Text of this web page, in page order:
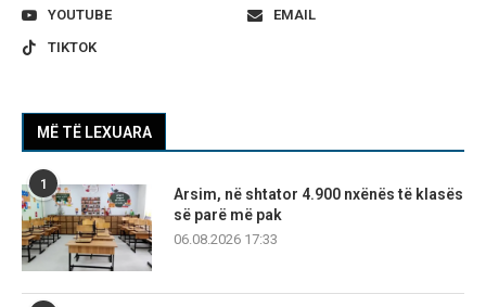
YOUTUBE
EMAIL
TIKTOK
MË TË LEXUARA
1
Arsim, në shtator 4.900 nxënës të klasës
së parë më pak
06.08.2026 17:33